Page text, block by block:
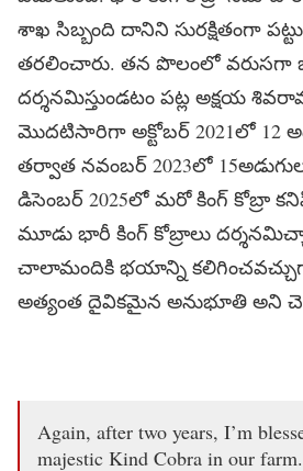
శాఖ సిబ్బంది దానిని సురక్షితంగా
తరలించారు. తన పొలంలో వరుసగా
దర్శనమిస్తుండటం పట్ల అక్షయ
మొదటిసారిగా అక్టోబర్ 2021లో 12
తర్వాత నవంబర్ 2023లో 15అడుగుల
డిసెంబర్ 2025లో మరో కింగ్ కోబ్రా
మూడు భారీ కింగ్ కోబ్రాలు
చాలామందికి భయాన్ని
అత్యంత దైవికమైన అనుభూతి అని
Again, after two years, I’m
majestic Kind Cobra in our farm.